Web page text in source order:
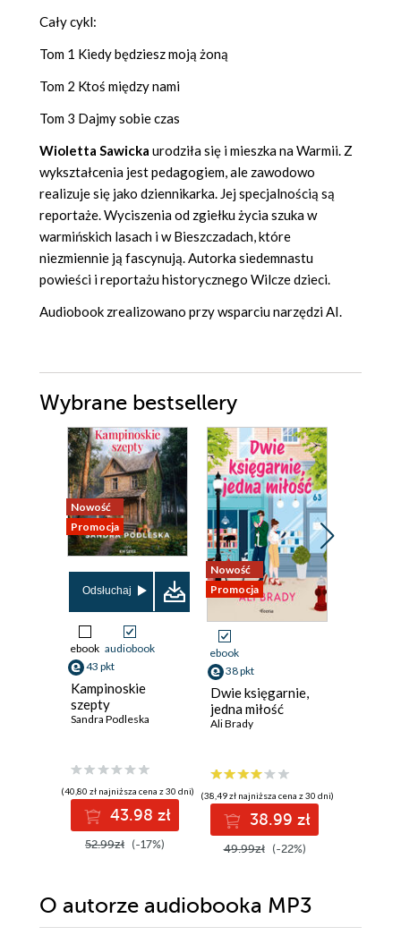
Cały cykl:
Tom 1 Kiedy będziesz moją żoną
Tom 2 Ktoś między nami
Tom 3 Dajmy sobie czas
Wioletta Sawicka urodziła się i mieszka na Warmii. Z
wykształcenia jest pedagogiem, ale zawodowo
realizuje się jako dziennikarka. Jej specjalnością są
reportaże. Wyciszenia od zgiełku życia szuka w
warmińskich lasach i w Bieszczadach, które
niezmiennie ją fascynują. Autorka siedemnastu
powieści i reportażu historycznego Wilcze dzieci.
Audiobook zrealizowano przy wsparciu narzędzi AI.
Wybrane bestsellery
Nowość
Promocja
Odsłuchaj
ebook audiobook
43 pkt
Kampinoskie
szepty
Sandra Podleska
(40,80 zł najniższa cena z 30 dni)
43.98 zł
52.99zł (-17%)
Nowość
Promocja
ebook
38 pkt
Dwie księgarnie,
jedna miłość
Ali Brady
(38,49 zł najniższa cena z 30 dni)
38.99 zł
49.99zł (-22%)
O autorze audiobooka MP3